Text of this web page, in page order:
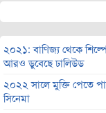
২০২১: বাণিজ্য থেকে
আরও ডুবেছে ঢালিউড
২০২২ সালে মুক্তি পেতে
সিনেমা